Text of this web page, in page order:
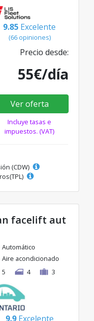
9.85 Excelente
(66 opiniones)
Precio desde:
55€/día
Ver oferta
Incluye tasas e
impuestos. (VAT)
(CDW)
facelift aut
Automático
Aire acondicionado
5
4 3
9.9 Excelente